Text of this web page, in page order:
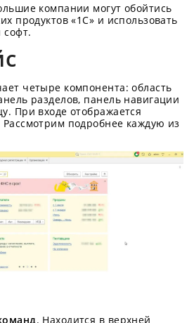
компании могут обойтись
продуктов «1C» и использовать
софт.
четыре компонента: область
разделов, панель навигации
При входе отображается
подробнее каждую из
. Находится в верхней